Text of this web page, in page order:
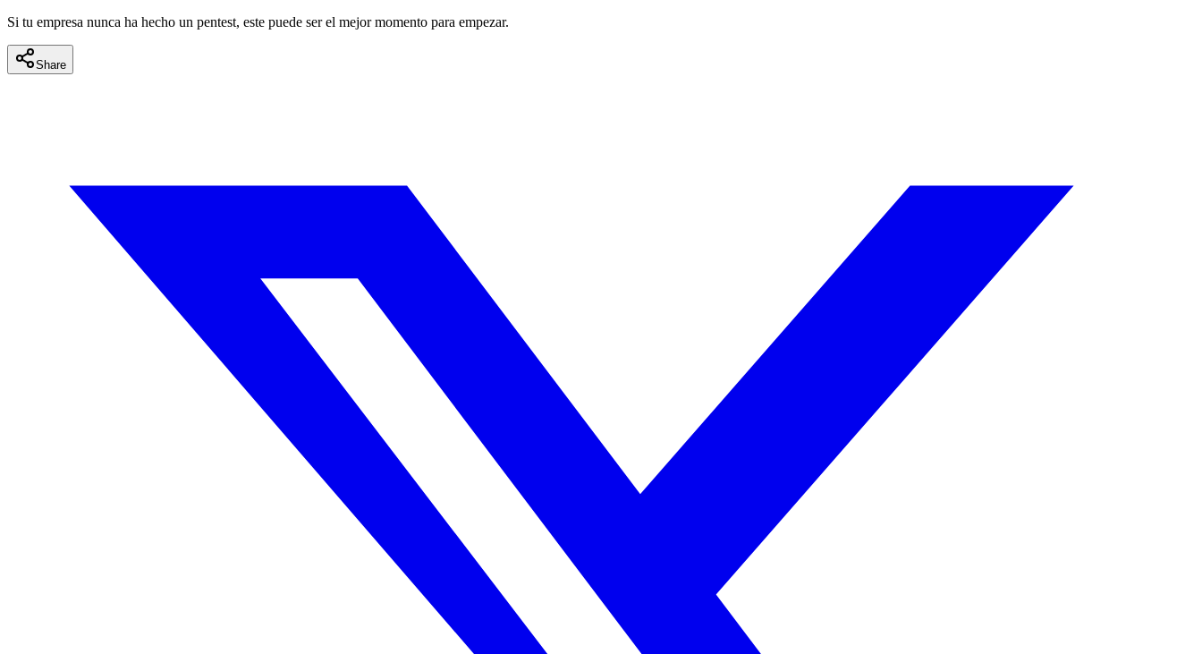
Si tu empresa nunca ha hecho un pentest, este puede ser el mejor momento para empezar.
Share